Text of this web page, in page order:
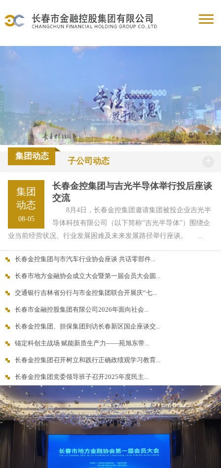
+
集团动态
子公司动态
集团
动态
08-05
长春金控集团与吉光半导体举行投后座谈
交流
8月4日，长春金控集团邀请集团被投企业吉光半
导体科技有限公司（以下简称“吉光半导体”）围绕企
业当前经营状况、行业发展困难及未来发展路径举行座谈。 ...
长春金控集团与市汽车行业协会座谈 共话零部件...
长春市地方金融协会成立大会暨第一届会员大会圆...
交通银行吉林省分行与市金控集团联合开展庆“七...
长春市金融控股集团有限公司2026年面向社会...
长春金控集团、担保集团到访长春新区国企座谈交...
锚定科创主战场 赋能新质生产力——苑旭东带...
长春金控集团召开树立和践行正确政绩观学习教育...
长春金控集团党委领导班子召开2025年度民主...